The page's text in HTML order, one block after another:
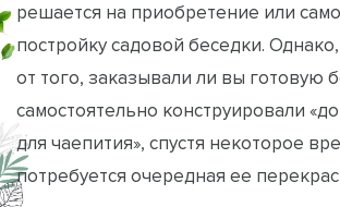
решается на приобретение или
постройку садовой беседки.
от того, заказывали ли вы готовую
самостоятельно конструировали
для чаепития», спустя некоторое
потребуется очередная ее